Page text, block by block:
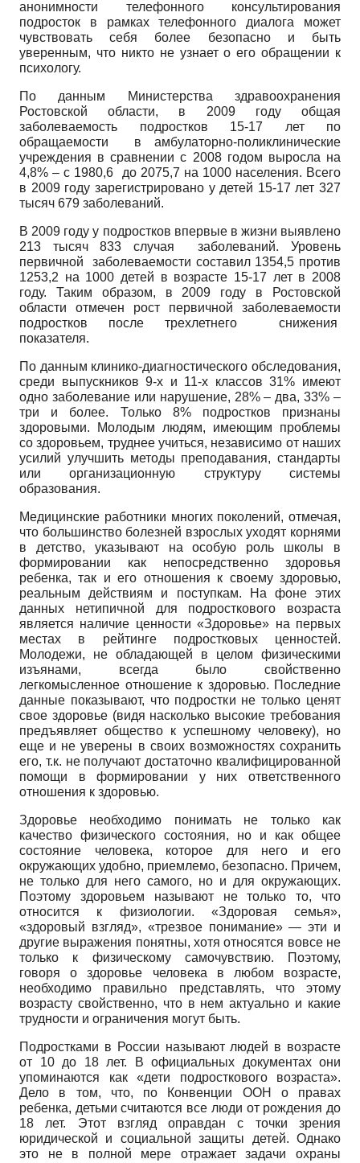
анонимности телефонного консультирования
подросток в рамках телефонного диалога может
чувствовать себя более безопасно и быть
уверенным, что никто не узнает о его обращении к
психологу.
По данным Министерства здравоохранения
Ростовской области, в 2009 году общая
заболеваемость подростков 15-17 лет по
обращаемости в амбулаторно-поликлинические
учреждения в сравнении с 2008 годом выросла на
4,8% – с 1980,6 до 2075,7 на 1000 населения. Всего
в 2009 году зарегистрировано у детей 15-17 лет 327
тысяч 679 заболеваний.
В 2009 году у подростков впервые в жизни выявлено
213 тысяч 833 случая заболеваний. Уровень
первичной заболеваемости составил 1354,5 против
1253,2 на 1000 детей в возрасте 15-17 лет в 2008
году. Таким образом, в 2009 году в Ростовской
области отмечен рост первичной заболеваемости
подростков после трехлетнего снижения
показателя.
По данным клинико-диагностического обследования,
среди выпускников 9-х и 11-х классов 31% имеют
одно заболевание или нарушение, 28% – два, 33% –
три и более. Только 8% подростков признаны
здоровыми. Молодым людям, имеющим проблемы
со здоровьем, труднее учиться, независимо от наших
усилий улучшить методы преподавания, стандарты
или организационную структуру системы
образования.
Медицинские работники многих поколений, отмечая,
что большинство болезней взрослых уходят корнями
в детство, указывают на особую роль школы в
формировании как непосредственно здоровья
ребенка, так и его отношения к своему здоровью,
реальным действиям и поступкам. На фоне этих
данных нетипичной для подросткового возраста
является наличие ценности «Здоровье» на первых
местах в рейтинге подростковых ценностей.
Молодежи, не обладающей в целом физическими
изъянами, всегда было свойственно
легкомысленное отношение к здоровью. Последние
данные показывают, что подростки не только ценят
свое здоровье (видя насколько высокие требования
предъявляет общество к успешному человеку), но
еще и не уверены в своих возможностях сохранить
его, т.к. не получают достаточно квалифицированной
помощи в формировании у них ответственного
отношения к здоровью.
Здоровье необходимо понимать не только как
качество физического состояния, но и как общее
состояние человека, которое для него и его
окружающих удобно, приемлемо, безопасно. Причем,
не только для него самого, но и для окружающих.
Поэтому здоровьем называют не только то, что
относится к физиологии. «Здоровая семья»,
«здоровый взгляд», «трезвое понимание» — эти и
другие выражения понятны, хотя относятся вовсе не
только к физическому самочувствию. Поэтому,
говоря о здоровье человека в любом возрасте,
необходимо правильно представлять, что этому
возрасту свойственно, что в нем актуально и какие
трудности и ограничения могут быть.
Подростками в России называют людей в возрасте
от 10 до 18 лет. В официальных документах они
упоминаются как «дети подросткового возраста».
Дело в том, что, по Конвенции ООН о правах
ребенка, детьми считаются все люди от рождения до
18 лет. Этот взгляд оправдан с точки зрения
юридической и социальной защиты детей. Однако
это не в полной мере отражает задачи охраны